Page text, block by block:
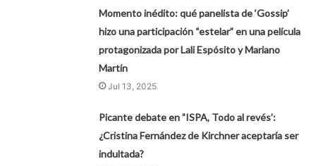
Momento inédito: qué panelista de ‘Gossip’
hizo una participación “estelar” en una película
protagonizada por Lali Espósito y Mariano
Martín
Jul 13, 2025
Picante debate en ”ISPA, Todo al revés’:
¿Cristina Fernández de Kirchner aceptaría ser
indultada?